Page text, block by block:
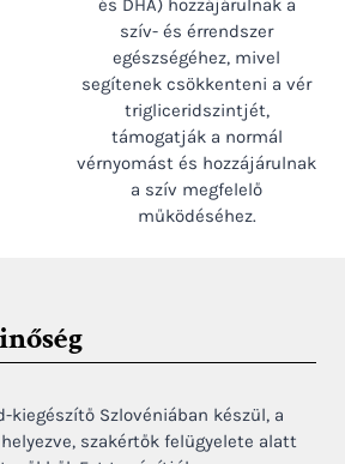
és DHA) hozzájárulnak a
szív- és érrendszer
egészségéhez, mivel
segítenek csökkenteni a vér
trigliceridszintjét,
támogatják a normál
vérnyomást és hozzájárulnak
a szív megfelelő
működéséhez.
kiegészítő Szlovéniában készül, a
szakértők felügyelete alatt